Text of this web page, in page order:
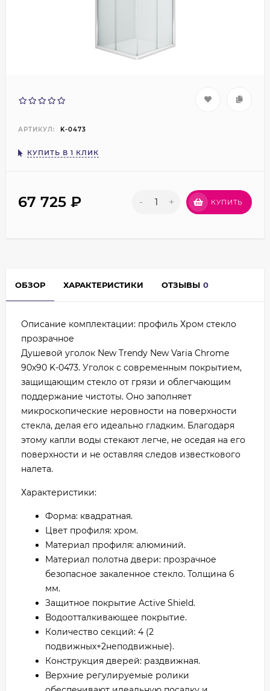
АРТИКУЛ: K-0473
КУПИТЬ В 1 КЛИК
67 725 ₽ - + КУПИТЬ
ОБЗОР ХАРАКТЕРИСТИКИ ОТЗЫВЫ 0
Описание комплектации: профиль Хром стекло
прозрачное
Душевой уголок New Trendy New Varia Chrome
90х90 K-0473. Уголок с современным покрытием,
защищающим стекло от грязи и облегчающим
поддержание чистоты. Оно заполняет
микроскопические неровности на поверхности
стекла, делая его идеально гладким. Благодаря
этому капли воды стекают легче, не оседая на его
поверхности и не оставляя следов известкового
налета.
Характеристики:
Форма: квадратная.
Цвет профиля: хром.
Материал профиля: алюминий.
Материал полотна двери: прозрачное
безопасное закаленное стекло. Толщина 6
мм.
Защитное покрытие Active Shield.
Водоотталкивающее покрытие.
Количество секций: 4 (2
подвижных+2неподвижные).
Конструкция дверей: раздвижная.
Верхние регулируемые ролики